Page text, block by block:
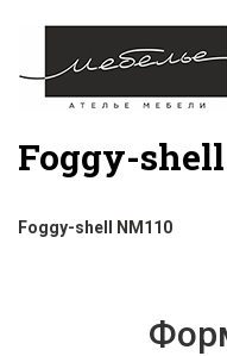
Foggy-shell
Foggy-shell NM110